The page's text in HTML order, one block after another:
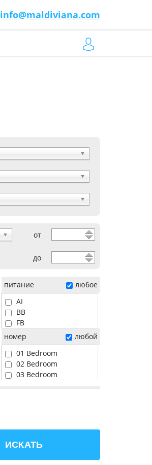
info@maldiviana.com
от
до
питание
любое
AI
BB
FB
HB
номер
любой
01 Bedroom
02 Bedroom
03 Bedroom
Pool
Water
Все
ИСКАТЬ